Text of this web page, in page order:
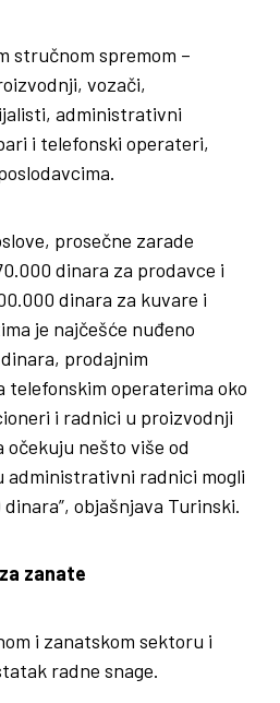
stručnom spremom –
vozači,
administrativni
i telefonski operateri,
prosečne zarade
dinara za prodavce i
dinara za kuvare i
je najčešće nuđeno
prodajnim
telefonskim operaterima oko
i radnici u proizvodnji
očekuju nešto više od
administrativni radnici mogli
objašnjava Turinski.
zanate
i zanatskom sektoru i
radne snage.